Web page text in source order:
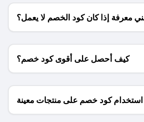
معرفة إذا كان كود الخصم لا يعمل؟
كيف أحصل على أقوى كود خصم؟
كود خصم على منتجات معينة
فقط؟